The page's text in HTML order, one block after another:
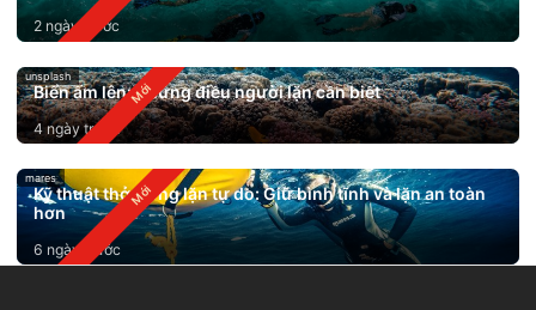
2 ngày trước
unsplash
Biển ấm lên: Những điều người lặn cần biết
4 ngày trước
mares
Kỹ thuật thở trong lặn tự do: Giữ bình tĩnh và lặn an toàn
hơn
6 ngày trước